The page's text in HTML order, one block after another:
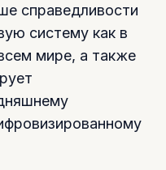
справедливости
систему как в
мире, а также